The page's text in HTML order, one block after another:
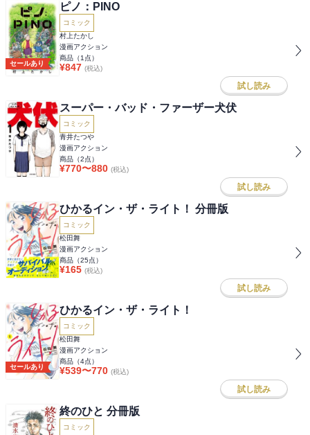
セールあり
ピノ：PINO
コミック
村上たかし
漫画アクション
商品（1 点）
¥847 (税込)
試し読み
スーパー・バッド・ファーザー犬伏
コミック
青井たつや
漫画アクション
商品（2点）
¥770〜880 (税込)
試し読み
ひかるイン・ザ・ライト！ 分冊版
コミック
松田舞
漫画アクション
商品（25点）
¥165 (税込)
試し読み
セールあり
ひかるイン・ザ・ライト！
コミック
松田舞
漫画アクション
商品（4点）
¥539〜770 (税込)
試し読み
終のひと 分冊版
コミック